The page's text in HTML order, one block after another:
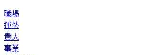
職場
運勢
貴人
事業